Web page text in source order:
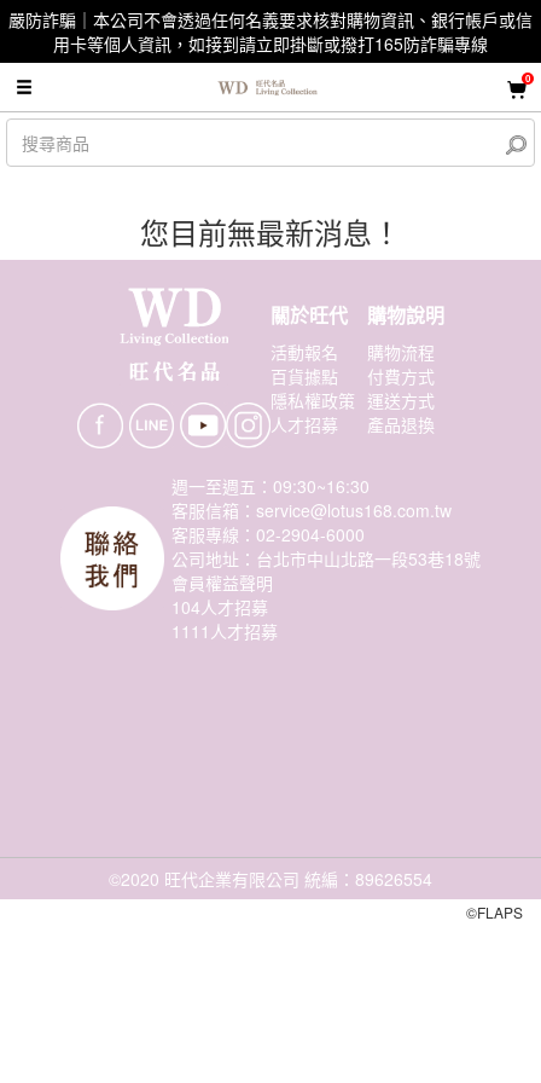
嚴防詐騙｜本公司不會透過任何名義要求核對購物資訊、銀行帳戶或信
用卡等個人資訊，如接到請立即掛斷或撥打165防詐騙專線
0
您目前無最新消息！
關於旺代
活動報名
百貨據點
隱私權政策
人才招募
購物說明
購物流程
付費方式
運送方式
產品退換
週一至週五：09:30~16:30
客服信箱：service@lotus168.com.tw
客服專線：02-2904-6000
公司地址：台北市中山北路一段53巷18號
會員權益聲明
104人才招募
1111人才招募
©2020 旺代企業有限公司 統編：89626554
©FLAPS